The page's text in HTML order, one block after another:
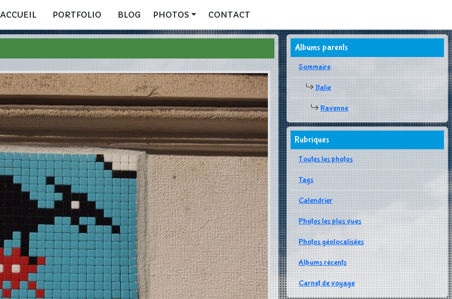
ACCUEIL PORTFOLIO BLOG PHOTOS CONTACT
Albums parents
Sommaire
Italie
Ravenne
Rubriques
Toutes les photos
Tags
Calendrier
Photos les plus vues
Photos géolocalisées
Albums récents
Carnet de voyage